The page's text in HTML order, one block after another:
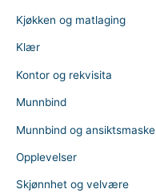
Kjøkken og matlaging
Klær
Kontor og rekvisita
Munnbind
Munnbind og ansiktsmaske
Opplevelser
Skjønnhet og velvære